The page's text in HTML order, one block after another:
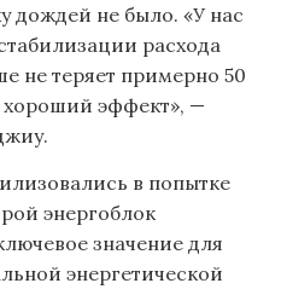
дождей не было. «У нас
расхода
не теряет примерно 50
эффект», —
в попытке
энергоблок
значение для
энергетической